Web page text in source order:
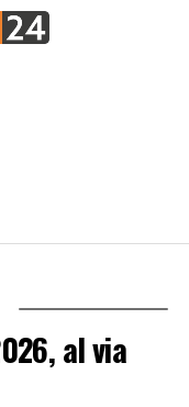
al via